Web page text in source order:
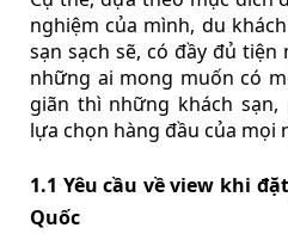
nghiệm của mình, du
sạn sạch sẽ, có đầy đủ
những ai mong muốn có
giãn thì những khách
lựa chọn hàng đầu của mọi
1.1 Yêu cầu về view khi
Quốc